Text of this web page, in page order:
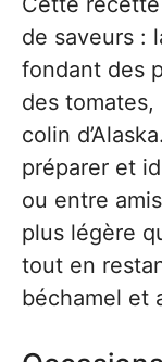
de saveurs :
fondant des
des
colin
préparer et
ou entre
plus légère
tout en
béchamel et